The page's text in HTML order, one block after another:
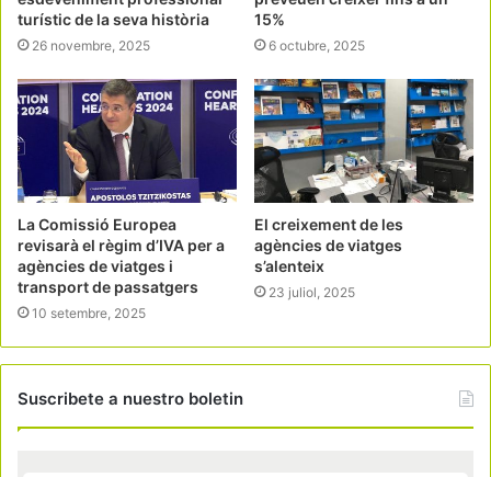
turístic de la seva història
26 novembre, 2025
15%
6 octubre, 2025
La Comissió Europea
revisarà el règim d’IVA per a
agències de viatges i
transport de passatgers
10 setembre, 2025
El creixement de les
agències de viatges
s’alenteix
23 juliol, 2025
Suscribete a nuestro boletin